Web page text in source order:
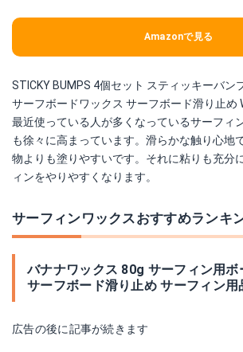
Amazonで見る
STICKY BUMPS 4個セット スティッキーバン
サーフボードワックス サーフボード滑り止め
最近使っている人が多くなっているサーフィ
も徐々に高まっています。滑らかな触り心地
物よりも塗りやすいです。それに粘りも充分
ィンをやりやすくなります。
サーフィンワックスおすすめランキ
バナナワックス 80g サーフィン用
サーフボード滑り止め サーフィン用
広告の後に記事が続きます